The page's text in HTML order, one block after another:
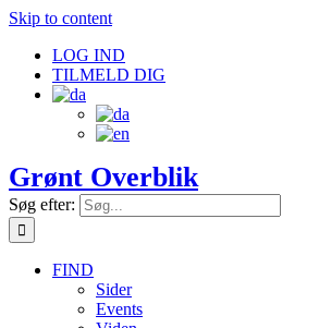
Skip to content
LOG IND
TILMELD DIG
Grønt Overblik
Søg efter:
FIND
Sider
Events